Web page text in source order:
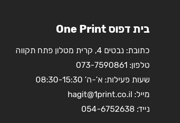
בית דפוס One Print
כתובת: נבטים 4, קרית מטלון פתח תקווה
טלפון: 073-7590861
שעות פעילות: א’-ה’ 08:30-15:30
מייל: hagit@1print.co.il
נייד: 054-6752638